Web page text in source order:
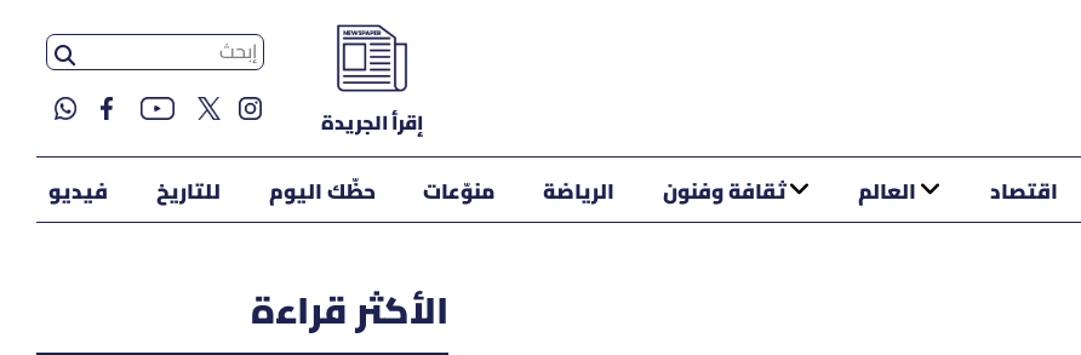
إقرأ الجريدة
اقتصاد العالم ثقافة وفنون الرياضة منوّعات حظّك اليوم للتاريخ فيديو
الأكثر قراءة